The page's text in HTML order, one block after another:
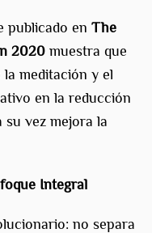
publicado en The
2020 muestra que
meditación y el
en la reducción
su vez mejora la
Integral
no separa